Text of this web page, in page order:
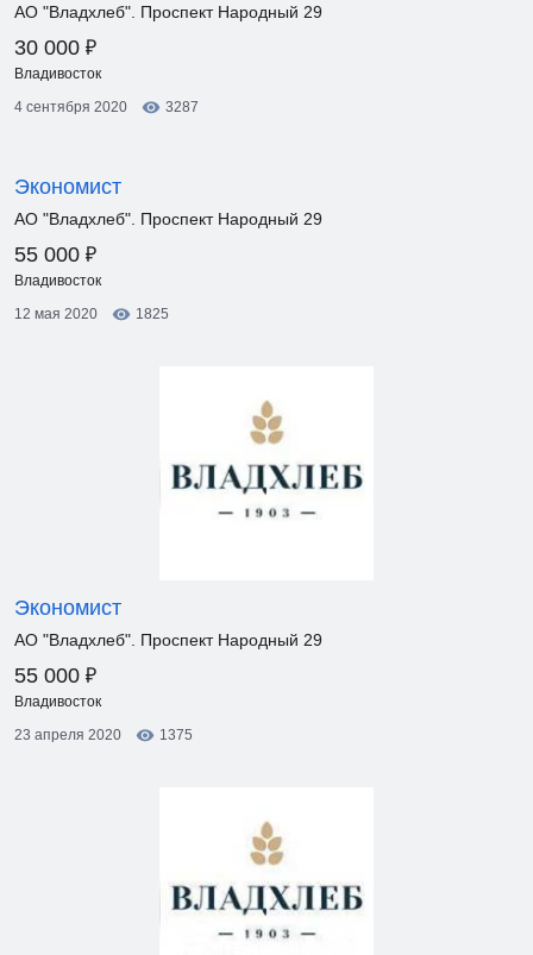
АО "Владхлеб". Проспект Народный 29
30 000 ₽
Владивосток
4 сентября 2020
3287
Экономист
АО "Владхлеб". Проспект Народный 29
55 000 ₽
Владивосток
12 мая 2020
1825
Экономист
АО "Владхлеб". Проспект Народный 29
55 000 ₽
Владивосток
23 апреля 2020
1375